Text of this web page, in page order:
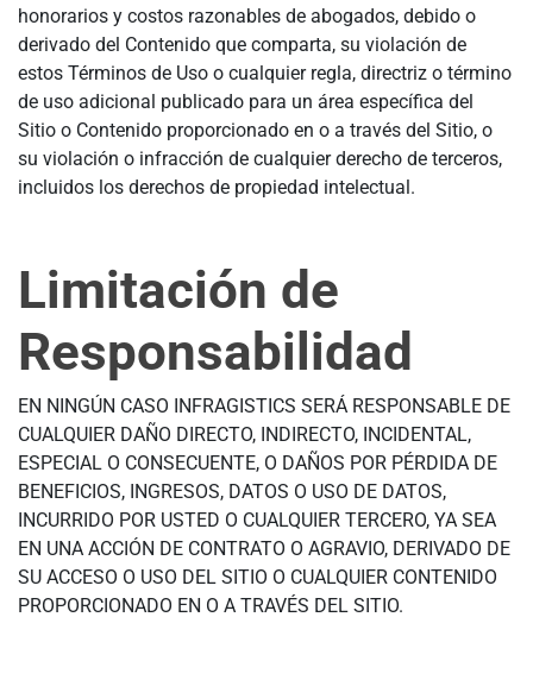
honorarios y costos razonables de abogados, debido o
derivado del Contenido que comparta, su violación de
estos Términos de Uso o cualquier regla, directriz o término
de uso adicional publicado para un área específica del
Sitio o Contenido proporcionado en o a través del Sitio, o
su violación o infracción de cualquier derecho de terceros,
incluidos los derechos de propiedad intelectual.
Limitación de
Responsabilidad
EN NINGÚN CASO INFRAGISTICS SERÁ RESPONSABLE DE
CUALQUIER DAÑO DIRECTO, INDIRECTO, INCIDENTAL,
ESPECIAL O CONSECUENTE, O DAÑOS POR PÉRDIDA DE
BENEFICIOS, INGRESOS, DATOS O USO DE DATOS,
INCURRIDO POR USTED O CUALQUIER TERCERO, YA SEA
EN UNA ACCIÓN DE CONTRATO O AGRAVIO, DERIVADO DE
SU ACCESO O USO DEL SITIO O CUALQUIER CONTENIDO
PROPORCIONADO EN O A TRAVÉS DEL SITIO.